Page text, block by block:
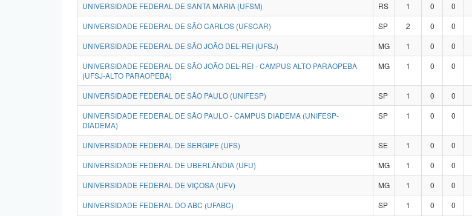
UNIVERSIDADE FEDERAL DE SANTA MARIA (UFSM) RS 1 0 0
UNIVERSIDADE FEDERAL DE SÃO CARLOS (UFSCAR)
SP 2 0 0
UNIVERSIDADE FEDERAL DE SÃO JOÃO DEL-REI (UFSJ)
MG 1 0 0
UNIVERSIDADE FEDERAL DE SÃO JOÃO DEL-REI - CAMPUS ALTO PARAOPEBA
(UFSJ-ALTO PARAOPEBA)
MG 1 0 0
UNIVERSIDADE FEDERAL DE SÃO PAULO (UNIFESP) SP 1 0 0
UNIVERSIDADE FEDERAL DE SÃO PAULO - CAMPUS DIADEMA (UNIFESP-
DIADEMA)
SP 1 0 0
UNIVERSIDADE FEDERAL DE SERGIPE (UFS) SE 1 0 0
UNIVERSIDADE FEDERAL DE UBERLÂNDIA (UFU)
MG 1 0 0
UNIVERSIDADE FEDERAL DE VIÇOSA (UFV)
MG 1 0 0
UNIVERSIDADE FEDERAL DO ABC (UFABC)
SP 1 0 0